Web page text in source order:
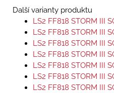
Další varianty produktu
LS2 FF818 STORM III
LS2 FF818 STORM III
LS2 FF818 STORM III
LS2 FF818 STORM III
LS2 FF818 STORM III
LS2 FF818 STORM III
LS2 FF818 STORM III